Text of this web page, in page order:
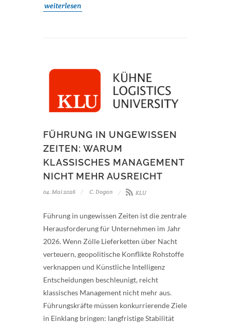
weiterlesen
FÜHRUNG IN UNGEWISSEN
ZEITEN: WARUM
KLASSISCHES MANAGEMENT
NICHT MEHR AUSREICHT
04. Mai 2026 C. Dogan KLU
Führung in ungewissen Zeiten ist die zentrale
Herausforderung für Unternehmen im Jahr
2026. Wenn Zölle Lieferketten über Nacht
verteuern, geopolitische Konflikte Rohstoffe
verknappen und Künstliche Intelligenz
Entscheidungen beschleunigt, reicht
klassisches Management nicht mehr aus.
Führungskräfte müssen konkurrierende Ziele
in Einklang bringen: langfristige Stabilität